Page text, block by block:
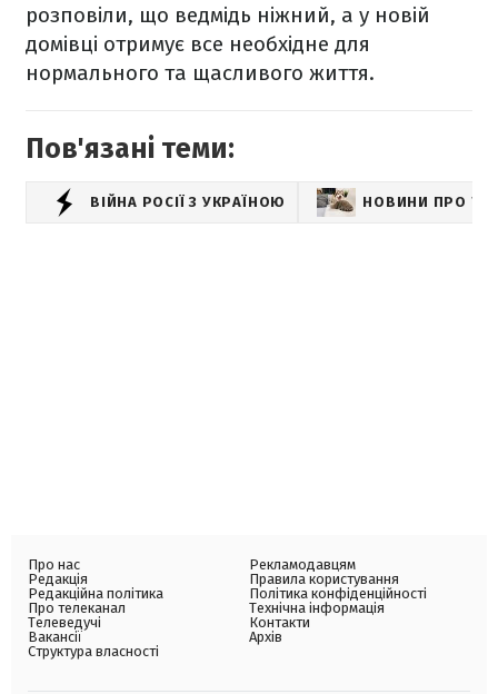
розповіли, що ведмідь ніжний, а у новій
домівці отримує все необхідне для
нормального та щасливого життя.
Пов'язані теми:
ВІЙНА РОСІЇ З УКРАЇНОЮ НОВИНИ ПРО
Про нас
Редакція
Редакційна політика
Про телеканал
Телеведучі
Вакансії
Структура власності
Рекламодавцям
Правила користування
Політика конфіденційності
Технічна інформація
Контакти
Архів